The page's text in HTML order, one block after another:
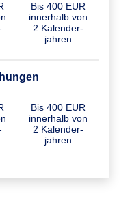
Bis 400 EUR
inner­halb von
2 Kalender­
jahren
Bis 400 EUR
inner­halb von
2 Kalender­
jahren